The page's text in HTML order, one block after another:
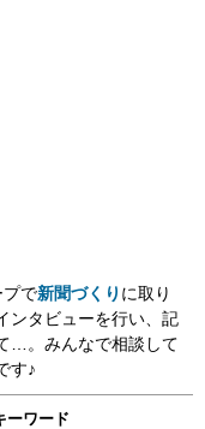
で新聞づくり に取り
ンタビューを行い、記
…。みんなで相談して
す♪
ーワード